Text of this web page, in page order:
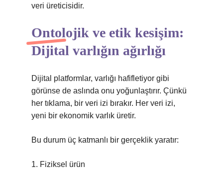
veri üreticisidir.
Ontolojik ve etik kesişim:
Dijital varlığın ağırlığı
Dijital platformlar, varlığı hafifletiyor gibi
görünse de aslında onu yoğunlaştırır. Çünkü
her tıklama, bir veri izi bırakır. Her veri izi,
yeni bir ekonomik varlık üretir.
Bu durum üç katmanlı bir gerçeklik yaratır:
1. Fiziksel ürün